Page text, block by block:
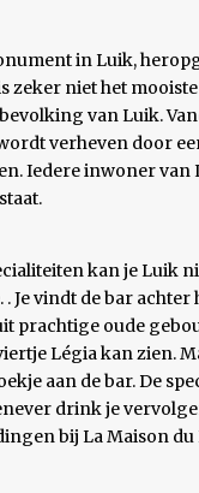
in Luik,
zeker niet het
van Luik.
verheven door
Iedere inwoner van
kan je Luik
. Je vindt de bar
prachtige oude
Légia kan zien.
aan de bar. De
drink je
bij La Maison